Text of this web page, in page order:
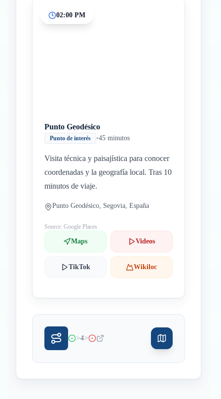
02:00 PM
Punto Geodésico
Punto de interés •45 minutos
Visita técnica y paisajística para conocer
coordenadas y la geografía local. Tras 10
minutos de viaje.
Punto Geodésico, Segovia, España
Source: Google Places
Maps Videos
TikTok Wikiloc
>4>